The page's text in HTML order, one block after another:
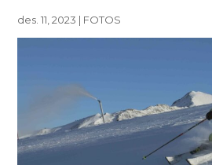
des. 11, 2023 | FOTOS